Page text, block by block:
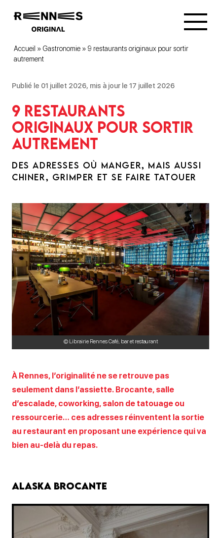
Accueil » Gastronomie » 9 restaurants originaux pour sortir
autrement
Publié le 01 juillet 2026, mis à jour le 17 juillet 2026
9 restaurants
originaux pour sortir
autrement
DES ADRESSES OÙ MANGER, MAIS AUSSI
CHINER, GRIMPER ET SE FAIRE TATOUER
© Librairie Rennes Café, bar et restaurant
À Rennes, l’originalité ne se retrouve pas
seulement dans l’assiette. Brocante, salle
d’escalade, coworking, salon de tatouage ou
ressourcerie… ces adresses réinventent la sortie
au restaurant en proposant une expérience qui va
bien au-delà du repas.
Alaska Brocante